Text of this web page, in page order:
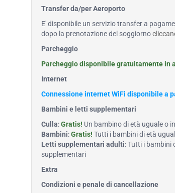
Transfer da/per Aeroporto
E' disponibile un servizio transfer a
dopo la prenotazione del soggiorno
Parcheggio
Parcheggio disponibile gratuitamente in
Internet
Connessione internet WiFi disponibile a
Bambini e letti supplementari
Culla:Gratis! Un bambino di età uguale o
Bambini:Gratis! Tutti i bambini di età
Letti supplementari adulti: Tutti i bambini
supplementari
Extra
Condizioni e penale di cancellazione